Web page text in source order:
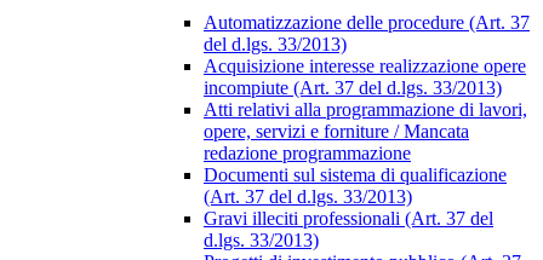
Automatizzazione delle procedure (Art. 37
del d.lgs. 33/2013)
Acquisizione interesse realizzazione opere
incompiute (Art. 37 del d.lgs. 33/2013)
Atti relativi alla programmazione di lavori,
opere, servizi e forniture / Mancata
redazione programmazione
Documenti sul sistema di qualificazione
(Art. 37 del d.lgs. 33/2013)
Gravi illeciti professionali (Art. 37 del
d.lgs. 33/2013)